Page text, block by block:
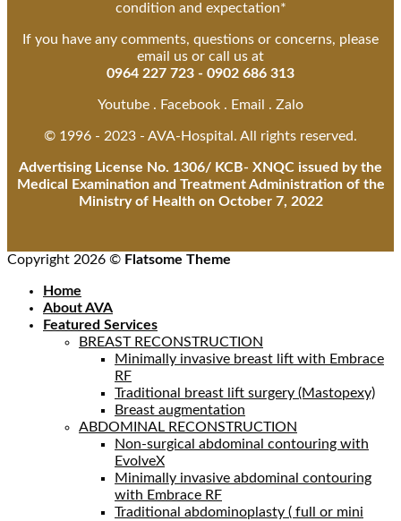
condition and expectation*
If you have any comments, questions or concerns, please
email us or call us at
0964 227 723 - 0902 686 313
Youtube . Facebook . Email . Zalo
© 1996 - 2023 - AVA-Hospital. All rights reserved.
Advertising License No. 1306/ KCB- XNQC issued by the
Medical Examination and Treatment Administration of the
Ministry of Health on October 7, 2022
Copyright 2026 © Flatsome Theme
Home
About AVA
Featured Services
BREAST RECONSTRUCTION
Minimally invasive breast lift with Embrace
RF
Traditional breast lift surgery (Mastopexy)
Breast augmentation
ABDOMINAL RECONSTRUCTION
Non-surgical abdominal contouring with
EvolveX
Minimally invasive abdominal contouring
with Embrace RF
Traditional abdominoplasty ( full or mini